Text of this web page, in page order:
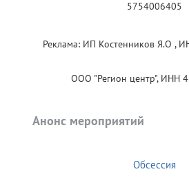
5754006405
Реклама: ИП Костенников Я.О ,
ООО "Регион центр", ИНН
Анонс мероприятий
Обсессия